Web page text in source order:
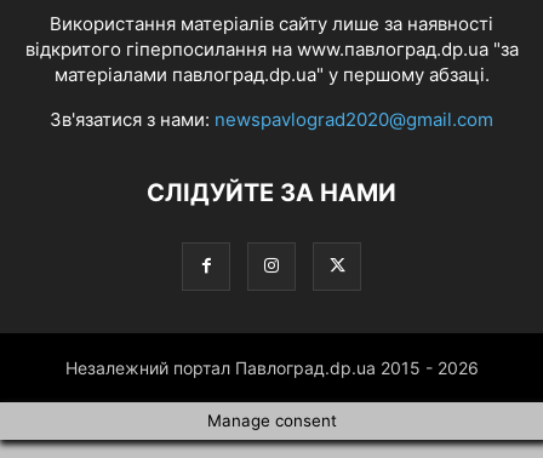
Використання матеріалів сайту лише за наявності
відкритого гіперпосилання на www.павлоград.dp.ua "за
матеріалами павлоград.dp.ua" у першому абзаці.
Зв'язатися з нами: newspavlograd2020@gmail.com
СЛІДУЙТЕ ЗА НАМИ
Незалежний портал Павлоград.dp.ua 2015 - 2026
Manage consent